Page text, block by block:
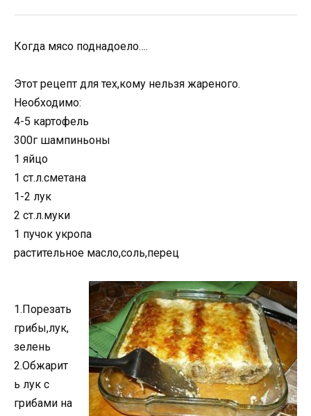
Когда мясо поднадоело….
Этот рецепт для тех,кому нельзя жареного.
Необходимо:
4-5 картофель
300г шампиньоны
1 яйцо
1 ст.л.сметана
1-2 лук
2 ст.л.муки
1 пучок укропа
растительное масло,соль,перец
1.Порезать
грибы,лук,
зелень
2.Обжарит
ь лук с
грибами на